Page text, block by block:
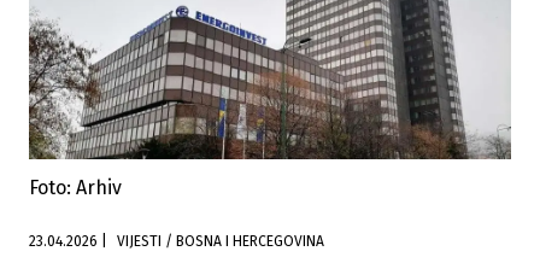
Foto: Arhiv
23.04.2026 VIJESTI / BOSNA I HERCEGOVINA